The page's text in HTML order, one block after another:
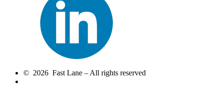
© 2026 Fast Lane – All rights reserved